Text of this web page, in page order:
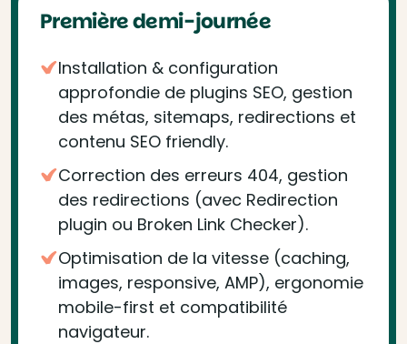
Première demi-journée
Installation & configuration
approfondie de plugins SEO, gestion
des métas, sitemaps, redirections et
contenu SEO friendly.
Correction des erreurs 404, gestion
des redirections (avec Redirection
plugin ou Broken Link Checker).
Optimisation de la vitesse (caching,
images, responsive, AMP), ergonomie
mobile-first et compatibilité
navigateur.